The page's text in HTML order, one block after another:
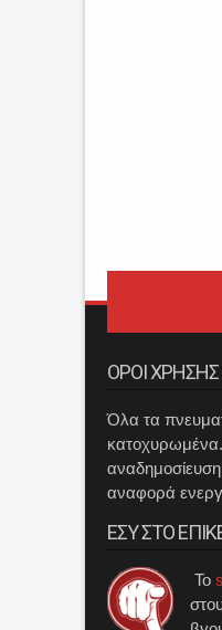
ΟΡΟΙ ΧΡΗΣΗΣ
Όλα τα
αναφορά
ΕΣΥ ΣΤΟ
Το